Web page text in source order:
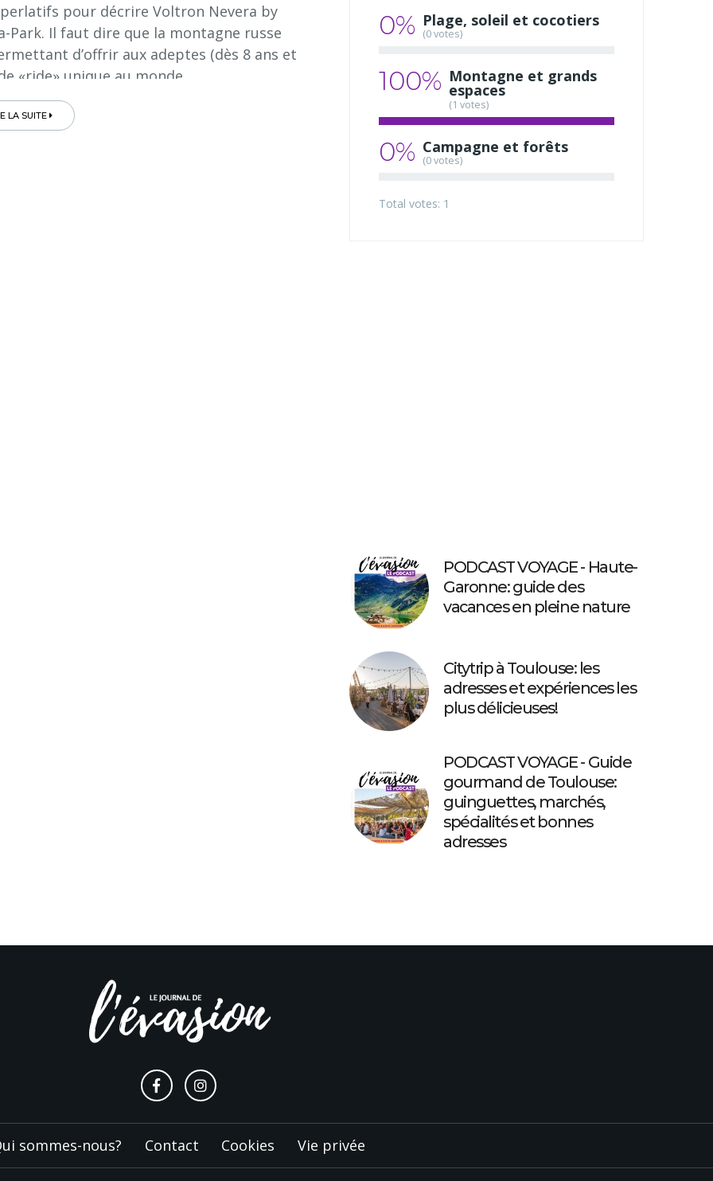
pour décrire Voltron Nevera by
Park. Il faut dire que la montagne russe
d’offrir aux adeptes (dès 8 ans et
«ride» unique au monde…
LA SUITE
0% Plage, soleil et cocotiers
(0 votes)
100% Montagne et grands
espaces
(1 votes)
0% Campagne et forêts
(0 votes)
Total votes: 1
PODCAST VOYAGE - Haute-
Garonne: guide des
vacances en pleine nature
Citytrip à Toulouse: les
adresses et expériences les
plus délicieuses!
PODCAST VOYAGE - Guide
gourmand de Toulouse:
guinguettes, marchés,
spécialités et bonnes
adresses
sommes-nous? Contact Cookies Vie privée